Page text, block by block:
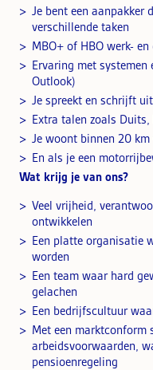
Je bent een aanpakker
verschillende taken
MBO+ of HBO werk- en
Ervaring met systemen
Outlook)
Je spreekt en schrijft
Extra talen zoals Duits,
Je woont binnen 20 km
En als je een
Wat krijg je van ons?
Veel vrijheid,
ontwikkelen
Een platte organisatie
worden
Een team waar hard
gelachen
Een bedrijfscultuur
Met een marktconform
arbeidsvoorwaarden,
pensioenregeling